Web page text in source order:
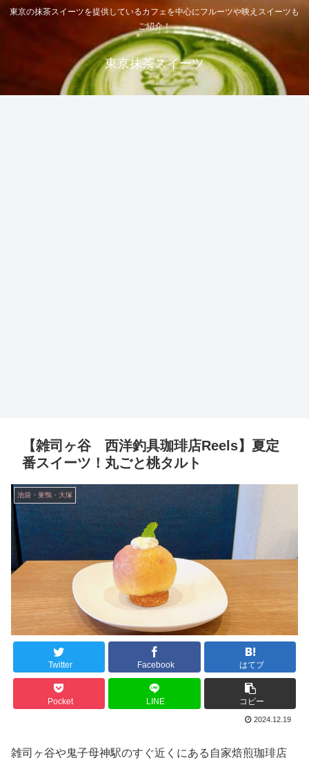
東京の抹茶スイーツを提供しているカフェを中心にフルーツや映えスイーツも
ご紹介！
東京抹茶スイーツ
【雑司ヶ谷 西洋釣具珈琲店Reels】夏定
番スイーツ！丸ごと桃タルト
池袋・巣鴨・大塚
Twitter Facebook はてブ
Pocket LINE コピー
2024.12.19
雑司ヶ谷や鬼子母神駅のすぐ近くにある自家焙煎珈琲店